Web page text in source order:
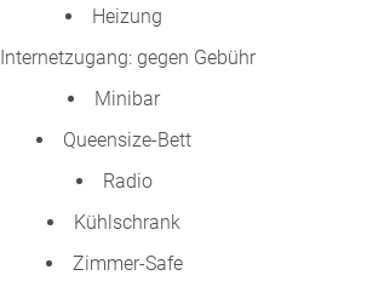
Heizung
Internetzugang: gegen Gebühr
Minibar
Queensize-Bett
Radio
Kühlschrank
Zimmer-Safe